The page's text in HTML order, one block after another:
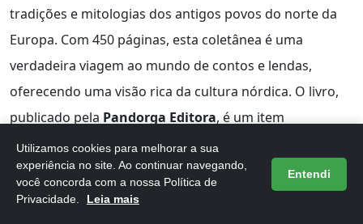
tradições e mitologias dos antigos povos do norte da
Europa. Com 450 páginas, esta coletânea é uma
verdadeira viagem ao mundo de contos e lendas,
oferecendo uma visão rica da cultura nórdica. O livro,
publicado pela Pandorga Editora, é um item
indispensável para amantes da literatura e da história.
Um dos grandes diferenciais doBox Nórdicosé a sua
organização em duas partes principais: contos e
Utilizamos cookies para melhorar a sua
experiência no site. Ao continuar navegando,
você concorda com a nossa Política de
Privacidade.
Leia mais
Entendi